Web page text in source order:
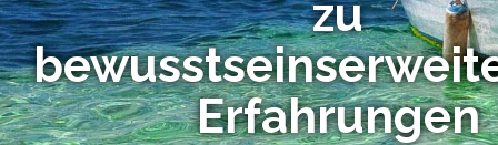
zu
Erfahrungen